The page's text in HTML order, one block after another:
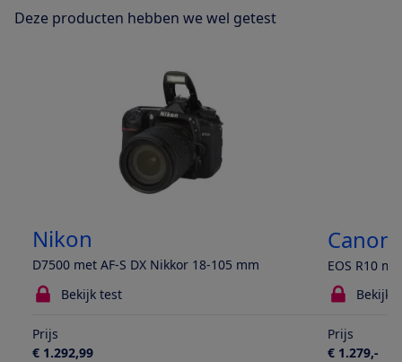
Deze producten hebben we wel getest
Nikon
D7500 met AF-S DX Nikkor 18-105 mm
Canon
EOS R10
Bekijk test
Bekijk
Prijs
€ 1.292,99
Prijs
€ 1.279,-